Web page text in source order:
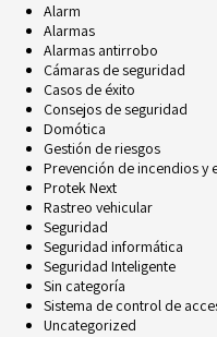
Alarm
Alarmas
Alarmas antirrobo
Cámaras de seguridad
Casos de éxito
Consejos de seguridad
Domótica
Gestión de riesgos
Prevención de incendios y
Protek Next
Rastreo vehicular
Seguridad
Seguridad informática
Seguridad Inteligente
Sin categoría
Sistema de control de
Uncategorized